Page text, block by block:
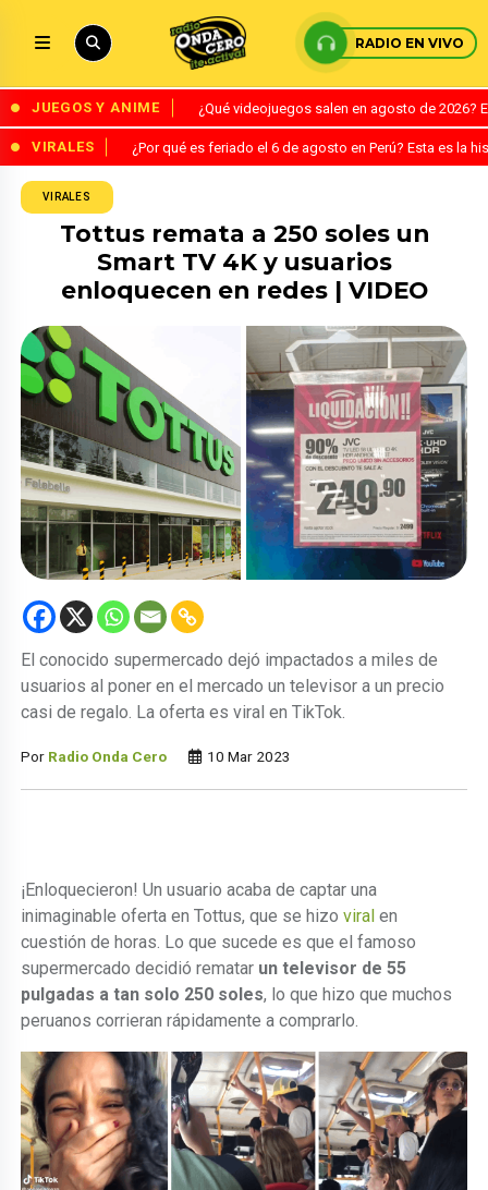
RADIO EN VIVO
JUEGOS Y ANIME ¿Qué videojuegos salen en agosto de
VIRALES ¿Por qué es feriado el 6 de agosto en Perú? Esta es la
VIRALES
Tottus remata a 250 soles un
Smart TV 4K y usuarios
enloquecen en redes | VIDEO
El conocido supermercado dejó impactados a miles de
usuarios al poner en el mercado un televisor a un precio
casi de regalo. La oferta es viral en TikTok.
Por Radio Onda Cero 10 Mar 2023
¡Enloquecieron! Un usuario acaba de captar una
inimaginable oferta en Tottus, que se hizoviral en
cuestión de horas. Lo que sucede es que el famoso
supermercado decidió rematar un televisor de 55
pulgadas a tan solo 250 soles, lo que hizo que muchos
peruanos corrieran rápidamente a comprarlo.